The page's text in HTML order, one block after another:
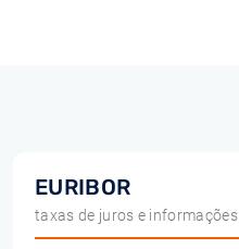
EURIBOR
taxas de juros e informações